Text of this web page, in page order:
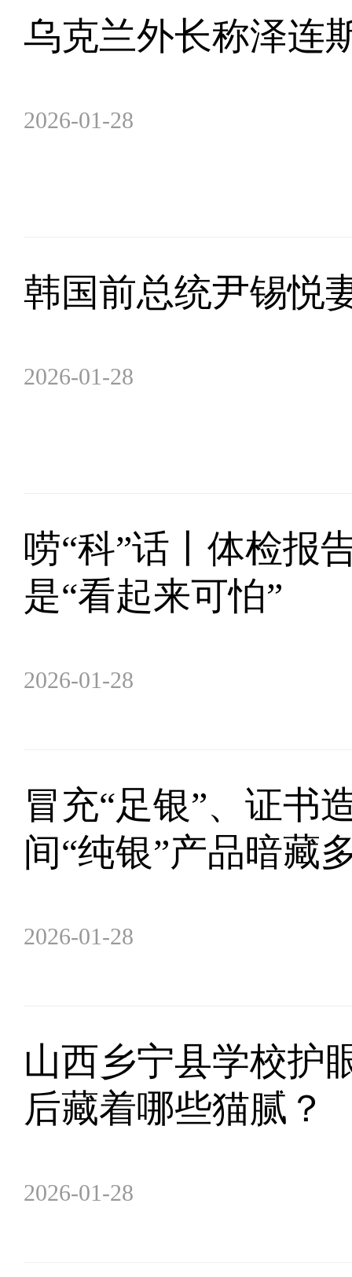
乌克兰外长称泽连
2026-01-28
韩国前总统尹锡悦
2026-01-28
唠“科”话丨体检报
是“看起来可怕”
2026-01-28
冒充“足银”、证
间“纯银”产品暗藏
2026-01-28
山西乡宁县学校护
后藏着哪些猫腻？
2026-01-28